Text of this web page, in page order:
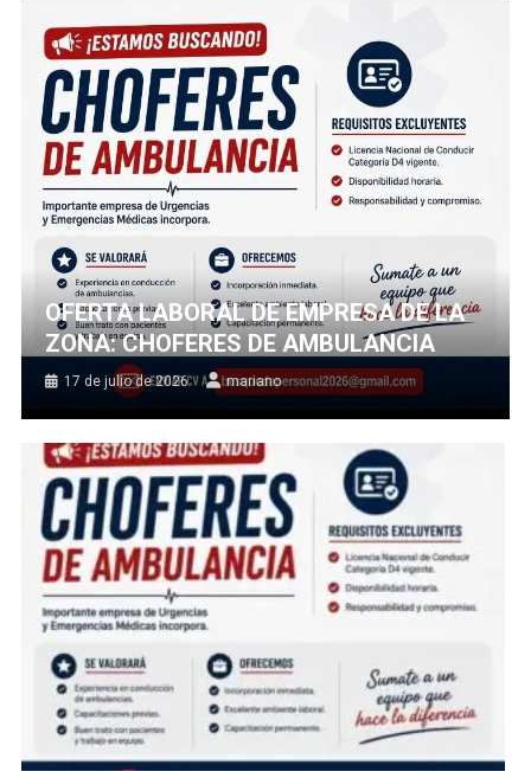
OFERTA LABORAL DE EMPRESA DE LA
ZONA: CHOFERES DE AMBULANCIA
17 de julio de 2026 mariano